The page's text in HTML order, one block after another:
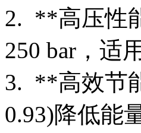
2. **高压性
250 bar，适
3. **高效节
0.93)降低能